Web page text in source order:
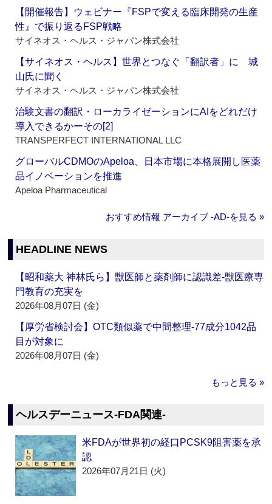
【開催報告】ウェビナー『FSPで変える臨床開発の生産
性』で振り返るFSP戦略
サイネオス・ヘルス・ジャパン株式会社
【サイネオス・ヘルス】世界とつなぐ「翻訳者」に 城
山氏に聞く
サイネオス・ヘルス・ジャパン株式会社
治験文書の翻訳・ローカライゼーションにAIをどれだけ
導入できるかーその[2]
TRANSPERFECT INTERNATIONAL LLC
グローバルCDMOのApeloa、日本市場に本格展開し医薬
品イノベーションを推進
Apeloa Pharmaceutical
おすすめ情報 アーカイブ ‐AD‐を見る »
HEADLINE NEWS
【昭和薬大 神林氏ら】獣医師と薬剤師に認識差‐獣医療専
門教育の充実を
2026年08月07日 (金)
【厚労省検討会】OTC類似薬で中間整理‐77成分1042品
目が対象に
2026年08月07日 (金)
もっと見る »
ヘルスデーニュース‐FDA関連‐
米FDAが世界初の経口PCSK9阻害薬を承
認
2026年07月21日 (火)